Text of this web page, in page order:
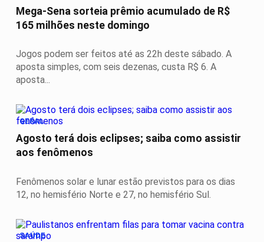
Mega-Sena sorteia prêmio acumulado de R$
165 milhões neste domingo
Jogos podem ser feitos até as 22h deste sábado. A
aposta simples, com seis dezenas, custa R$ 6. A
aposta...
GERAL
Agosto terá dois eclipses; saiba como assistir
aos fenômenos
Fenômenos solar e lunar estão previstos para os dias
12, no hemisfério Norte e 27, no hemisfério Sul.
SAÚDE